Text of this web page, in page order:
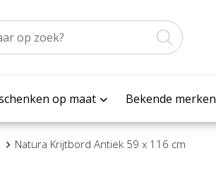
op maat Bekende merken
Natura Krijtbord Antiek 59 x 116 cm